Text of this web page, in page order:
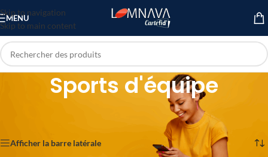
Skip to navigation
Skip to main content
MENU
Sports d'équipe
Sports d'équipe
Afficher la barre latérale